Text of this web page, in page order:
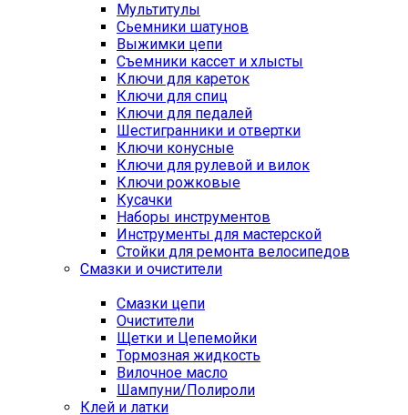
Мультитулы
Сьемники шатунов
Выжимки цепи
Съемники кассет и хлысты
Ключи для кареток
Ключи для спиц
Ключи для педалей
Шестигранники и отвертки
Ключи конусные
Ключи для рулевой и вилок
Ключи рожковые
Кусачки
Наборы инструментов
Инструменты для мастерской
Стойки для ремонта велосипедов
Смазки и очистители
Смазки цепи
Очистители
Щетки и Цепемойки
Тормозная жидкость
Вилочное масло
Шампуни/Полироли
Клей и латки